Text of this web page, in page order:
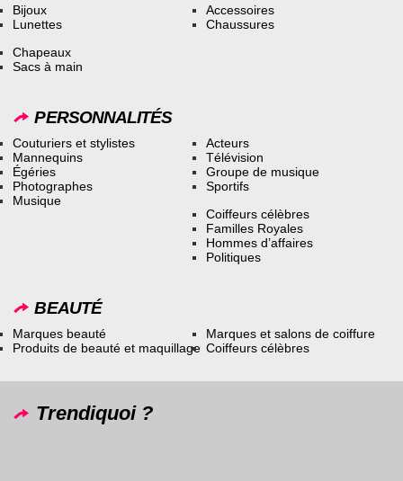
Bijoux
Lunettes
Accessoires
Chaussures
Chapeaux
Sacs à main
PERSONNALITÉS
Couturiers et stylistes
Mannequins
Égéries
Photographes
Musique
Acteurs
Télévision
Groupe de musique
Sportifs
Coiffeurs célèbres
Familles Royales
Hommes d’affaires
Politiques
BEAUTÉ
Marques beauté
Produits de beauté et maquillage
Marques et salons de coiffure
Coiffeurs célèbres
Trendiquoi ?